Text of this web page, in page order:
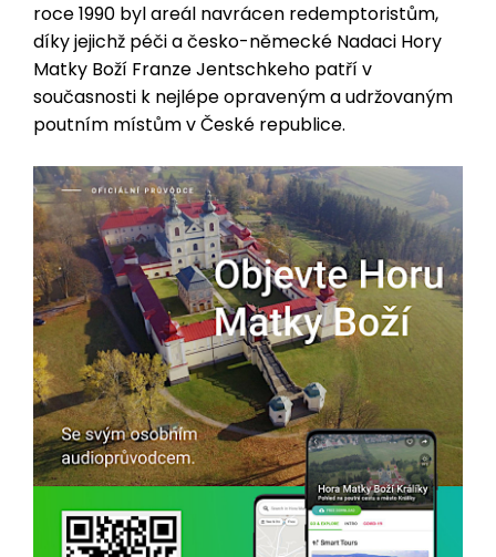
roce 1990 byl areál navrácen redemptoristům,
díky jejichž péči a česko-německé Nadaci Hory
Matky Boží Franze Jentschkeho patří v
současnosti k nejlépe opraveným a udržovaným
poutním místům v České republice.